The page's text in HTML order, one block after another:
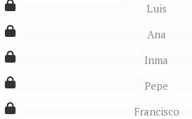
Luis
Ana
Inma
Pepe
Francisco